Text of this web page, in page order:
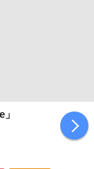
より異なります